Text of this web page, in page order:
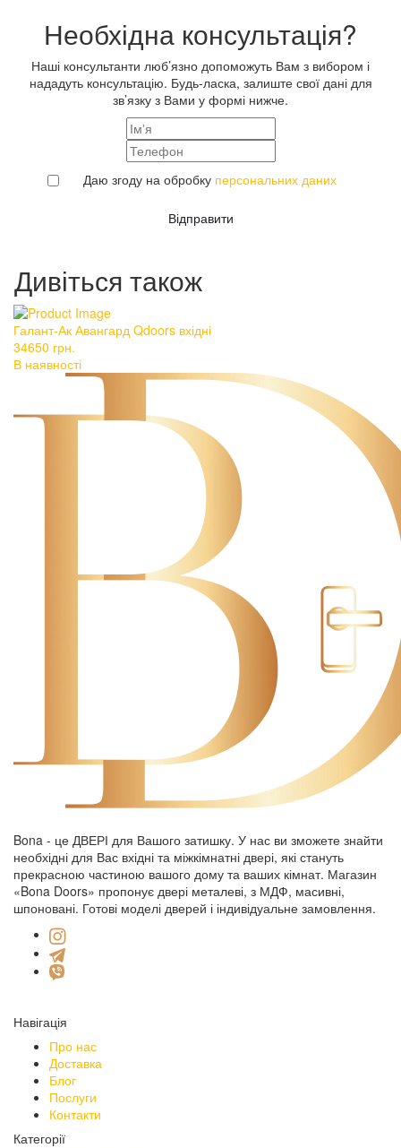
Необхідна консультація?
Наші консультанти люб’язно допоможуть Вам з вибором і
нададуть консультацію. Будь-ласка, залиште свої дані для
зв’язку з Вами у формі нижче.
Даю згоду на обробку персональних даних
Відправити
Дивіться також
Галант-Ак Авангард Qdoors вхідні
34650 грн.
В наявності
Bona - це ДВЕРІ для Вашого затишку. У нас ви зможете знайти
необхідні для Вас вхідні та міжкімнатні двері, які стануть
прекрасною частиною вашого дому та ваших кімнат. Магазин
«Bona Doors» пропонує двері металеві, з МДФ, масивні,
шпоновані. Готові моделі дверей і індивідуальне замовлення.
Навігація
Про нас
Доставка
Блог
Послуги
Контакти
Категорії